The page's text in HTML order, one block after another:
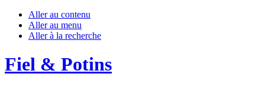
Aller au contenu
Aller au menu
Aller à la recherche
Fiel & Potins